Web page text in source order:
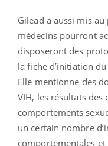
Gilead a aussi mis
médecins pourront
disposeront des
la fiche d’initiation
Elle mentionne des
VIH, les résultats des
comportements
un certain nombre
comportementales